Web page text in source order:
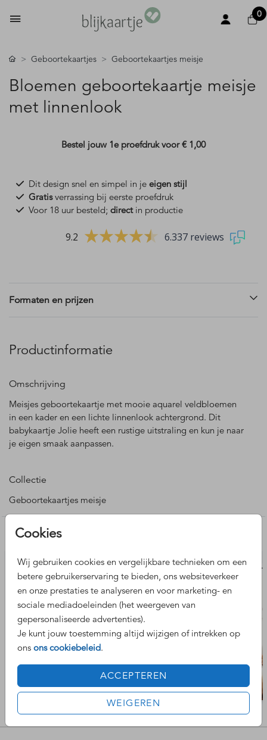
0
Cookies
Wij gebruiken cookies en vergelijkbare technieken om een
betere gebruikerservaring te bieden, ons websiteverkeer
en onze prestaties te analyseren en voor marketing- en
sociale mediadoeleinden (het weergeven van
gepersonaliseerde advertenties).
Je kunt jouw toestemming altijd wijzigen of intrekken op
ons ons cookiebeleid.
ACCEPTEREN
WEIGEREN
Geboortekaartjes Geboortekaartjes meisje
Bloemen geboortekaartje meisje
met linnenlook
Bestel jouw 1e proefdruk voor€ 1,00
Dit design snel en simpel in je eigen stijl
Gratisverrassing bij eerste proefdruk
Voor 18 uur besteld; directin productie
9.2 6.337 reviews
Formaten en prijzen
Productinformatie
Omschrijving
Meisjes geboortekaartje met mooie aquarel veldbloemen
in een kader en een lichte linnenlook achtergrond. Dit
babykaartje Jolie heeft een rustige uitstraling en kun je naar
je eigen smaak aanpassen.
Collectie
Geboortekaartjes meisje
Nog meer leuke ontwerpen